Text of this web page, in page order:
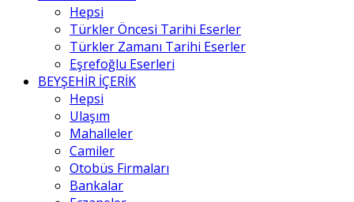
Hepsi
Türkler Öncesi Tarihi Eserler
Türkler Zamanı Tarihi Eserler
Eşrefoğlu Eserleri
BEYŞEHİR İÇERİK
Hepsi
Ulaşım
Mahalleler
Camiler
Otobüs Firmaları
Bankalar